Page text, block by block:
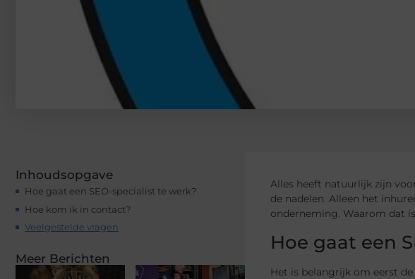
Inhoudsopgave
Hoe gaat een SEO-specialist te werk?
Hoe kom ik in contact?
Veelgestelde vragen
Meer Berichten
Alles heeft natuurlijk zijn
de nadelen. Alleen het
onderneming. Waarom dat
Hoe gaat een
Het is belangrijk om eerst